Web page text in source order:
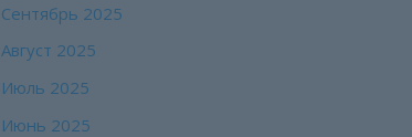
Сентябрь 2025
Август 2025
Июль 2025
Июнь 2025